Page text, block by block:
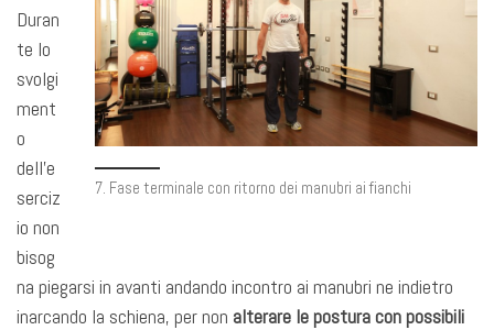
7. Fase terminale con ritorno dei manubri ai fianchi
Duran
te lo
svolgi
ment
o
dell’e
serciz
io non
bisog
na piegarsi in avanti andando incontro ai manubri ne indietro
inarcando la schiena, per non alterare le posturacon possibili